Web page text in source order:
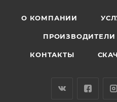
О КОМПАНИИ
ПРОИЗВОДИТЕЛИ
КОНТАКТЫ